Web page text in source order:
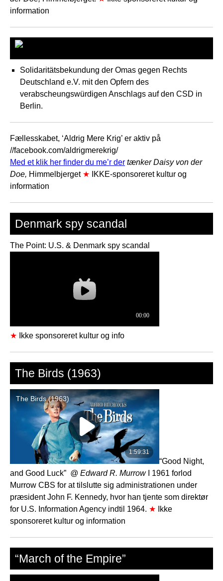
information
Solidaritätsbekundung der Omas gegen Rechts
Deutschland e.V. mit den Opfern des
verabscheungswürdigen Anschlags auf den CSD in
Berlin.
Fællesskabet, ‘Aldrig Mere Krig’ er aktiv på
//facebook.com/aldrigmerekrig/
Med et klik her finder du me’r der tænker Daisy von der
Doe, Himmelbjerget ★
IKKE-sponsoreret kultur og
information
Denmark spy scandal
The Point: U.S. & Denmark spy scandal
★ Ikke sponsoreret kultur og info
The Birds (1963)
“Good Night,
and Good Luck” @ Edward R. MurrowI 1961 forlod
Murrow CBS for at tilslutte sig administrationen under
præsident John F. Kennedy, hvor han tjente som direktør
for U.S. Information Agency indtil 1964. ★
Ikke
sponsoreret kultur og information
“March of the Empire”